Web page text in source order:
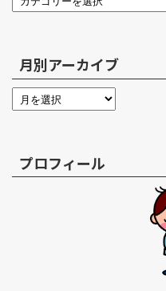
月別アーカイブ
プロフィール